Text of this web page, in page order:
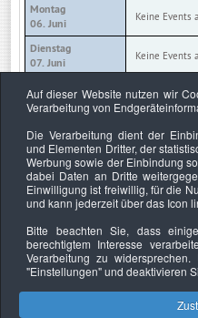
Montag
06. Juni
Keine Events
Dienstag
07. Juni
Keine Events
Mittwoch
08. Juni
Keine Events
09. Juni
Keine Events
Freitag
10. Juni
Keine Events
Samstag
Sonntag
12. Juni
Keine Events
Auf dieser Website nutzen wir
Verarbeitung von
Die Verarbeitung dient der
und Elementen Dritter, der
Werbung sowie der Einbindung
dabei Daten an Dritte
Einwilligung ist freiwillig, für die
und kann jederzeit über das Icon
Bitte beachten Sie, dass
berechtigtem Interesse
Verarbeitung zu
"Einstellungen"und deaktivieren